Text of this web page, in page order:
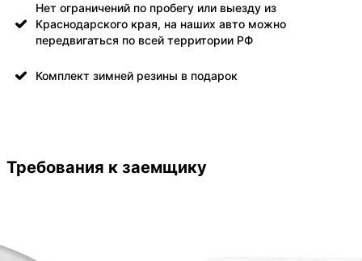
Нет ограничений по пробегу или выезду из
Краснодарского края, на наших авто можно
передвигаться по всей территории РФ
Комплект зимней резины в подарок
Требования к заемщику